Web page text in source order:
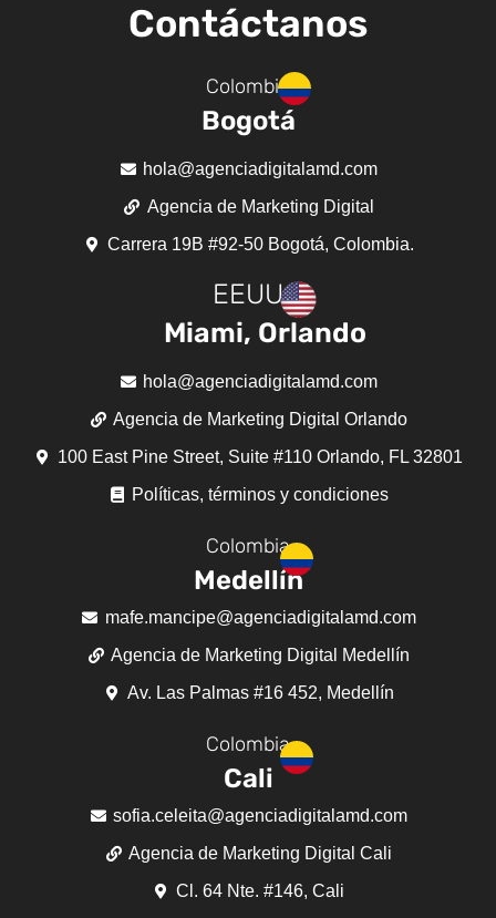
Contáctanos
Colombia
Bogotá
hola@agenciadigitalamd.com
Agencia de Marketing Digital
Carrera 19B #92-50 Bogotá, Colombia.
EEUU
Miami, Orlando
hola@agenciadigitalamd.com
Agencia de Marketing Digital Orlando
100 East Pine Street, Suite #110 Orlando, FL 32801
Políticas, términos y condiciones
Colombia
Medellín
mafe.mancipe@agenciadigitalamd.com
Agencia de Marketing Digital Medellín
Av. Las Palmas #16 452, Medellín
Colombia
Cali
sofia.celeita@agenciadigitalamd.com
Agencia de Marketing Digital Cali
Cl. 64 Nte. #146, Cali